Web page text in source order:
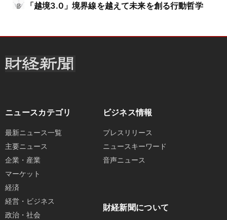
「越境3.0」境界線を越えて未来を創る行動哲学
ニュースカテゴリ
最新ニュース一覧
主要ニュース
企業・産業
マーケット
経済
経営・ビジネス
政治・社会
ビジネス情報
プレスリリース
ニュースキーワード
音声ニュース
財経新聞について